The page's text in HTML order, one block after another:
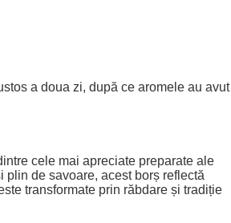
a doua zi, după ce aromele au avut
cele mai apreciate preparate ale
de savoare, acest borș reflectă
transformate prin răbdare și tradiție